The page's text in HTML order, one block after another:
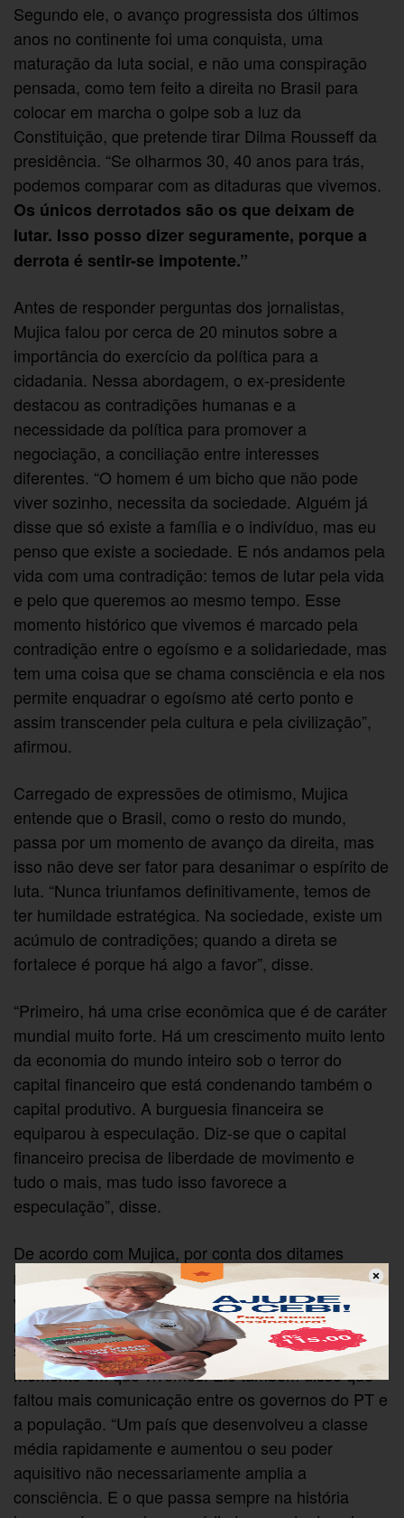
Segundo ele, o avanço progressista dos últimos
anos no continente foi uma conquista, uma
maturação da luta social, e não uma conspiração
pensada, como tem feito a direita no Brasil para
colocar em marcha o golpe sob a luz da
Constituição, que pretende tirar Dilma Rousseff da
presidência. “Se olharmos 30, 40 anos para trás,
podemos comparar com as ditaduras que vivemos.
Os únicos derrotados são os que deixam de
lutar. Isso posso dizer seguramente, porque a
derrota é sentir-se impotente.”
Antes de responder perguntas dos jornalistas,
Mujica falou por cerca de 20 minutos sobre a
importância do exercício da política para a
cidadania. Nessa abordagem, o ex-presidente
destacou as contradições humanas e a
necessidade da política para promover a
negociação, a conciliação entre interesses
diferentes. “O homem é um bicho que não pode
viver sozinho, necessita da sociedade. Alguém já
disse que só existe a família e o indivíduo, mas eu
penso que existe a sociedade. E nós andamos pela
vida com uma contradição: temos de lutar pela vida
e pelo que queremos ao mesmo tempo. Esse
momento histórico que vivemos é marcado pela
contradição entre o egoísmo e a solidariedade, mas
tem uma coisa que se chama consciência e ela nos
permite enquadrar o egoísmo até certo ponto e
assim transcender pela cultura e pela civilização”,
afirmou.
Carregado de expressões de otimismo, Mujica
entende que o Brasil, como o resto do mundo,
passa por um momento de avanço da direita, mas
isso não deve ser fator para desanimar o espírito de
luta. “Nunca triunfamos definitivamente, temos de
ter humildade estratégica. Na sociedade, existe um
acúmulo de contradições; quando a direta se
fortalece é porque há algo a favor”, disse.
“Primeiro, há uma crise econômica que é de caráter
mundial muito forte. Há um crescimento muito lento
da economia do mundo inteiro sob o terror do
capital financeiro que está condenando também o
capital produtivo. A burguesia financeira se
equiparou à especulação. Diz-se que o capital
financeiro precisa de liberdade de movimento e
tudo o mais, mas tudo isso favorece a
especulação”, disse.
De acordo com Mujica, por conta dos ditames
neoliberais sobre os governos no mundo, as nações
veem-se obrigadas a manter reservas cambiais que
não podem ser aplicadas no desenvolvimento
social, e esse é um dos efeitos deletérios do
momento em que vivemos. Ele também disse que
faltou mais comunicação entre os governos do PT e
a população. “Um país que desenvolveu a classe
média rapidamente e aumentou o seu poder
aquisitivo não necessariamente amplia a
consciência. E o que passa sempre na história